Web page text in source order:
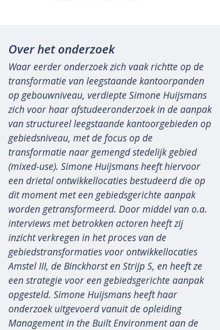
Over het onderzoek
Waar eerder onderzoek zich vaak richtte op de
transformatie van leegstaande kantoorpanden
op gebouwniveau, verdiepte Simone Huijsmans
zich voor haar afstudeeronderzoek in de aanpak
van structureel leegstaande kantoorgebieden op
gebiedsniveau, met de focus op de
transformatie naar gemengd stedelijk gebied
(mixed-use). Simone Huijsmans heeft hiervoor
een drietal ontwikkellocaties bestudeerd die op
dit moment met een gebiedsgerichte aanpak
worden getransformeerd. Door middel van o.a.
interviews met betrokken actoren heeft zij
inzicht verkregen in het proces van de
gebiedstransformaties voor ontwikkellocaties
Amstel III, de Binckhorst en Strijp S, en heeft ze
een strategie voor een gebiedsgerichte aanpak
opgesteld. Simone Huijsmans heeft haar
onderzoek uitgevoerd vanuit de opleiding
Management in the Built Environment aan de